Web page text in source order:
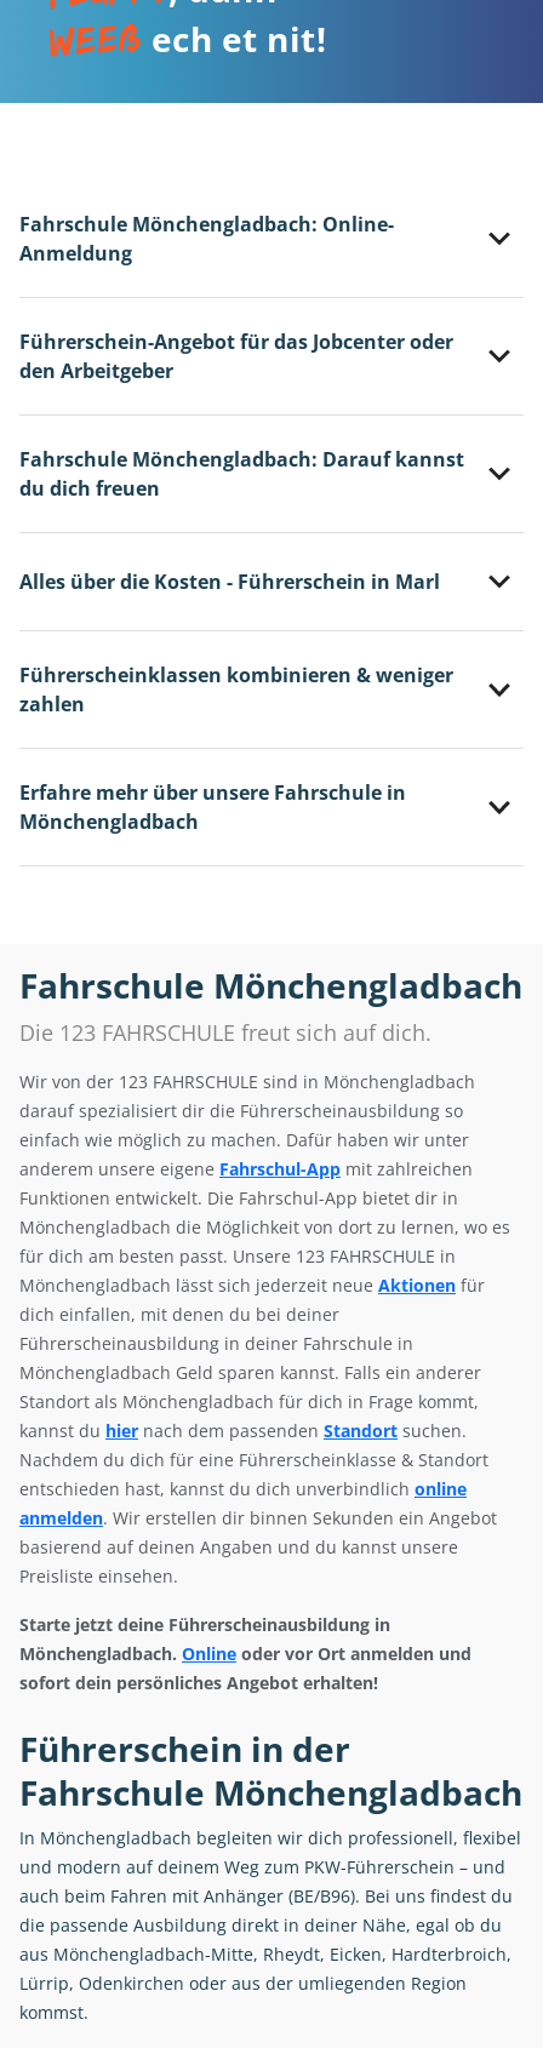
weeß ech et nit!
Fahrschule Mönchengladbach: Online-
Anmeldung
Führerschein-Angebot für das Jobcenter oder
den Arbeitgeber
Fahrschule Mönchengladbach: Darauf kannst
du dich freuen
Alles über die Kosten - Führerschein in Marl
Führerscheinklassen kombinieren & weniger
zahlen
Erfahre mehr über unsere Fahrschule in
Mönchengladbach
Fahrschule Mönchengladbach
Die 123 FAHRSCHULE freut sich auf dich.
Wir von der 123 FAHRSCHULE sind in Mönchengladbach
darauf spezialisiert dir die Führerscheinausbildung so
einfach wie möglich zu machen. Dafür haben wir unter
anderem unsere eigene Fahrschul-App mit zahlreichen
Funktionen entwickelt. Die Fahrschul-App bietet dir in
Mönchengladbach die Möglichkeit von dort zu lernen, wo es
für dich am besten passt. Unsere 123 FAHRSCHULE in
Mönchengladbach lässt sich jederzeit neue Aktionen für
dich einfallen, mit denen du bei deiner
Führerscheinausbildung in deiner Fahrschule in
Mönchengladbach Geld sparen kannst. Falls ein anderer
Standort als Mönchengladbach für dich in Frage kommt,
kannst du hier nach dem passenden Standort suchen.
Nachdem du dich für eine Führerscheinklasse & Standort
entschieden hast, kannst du dich unverbindlich online
anmelden. Wir erstellen dir binnen Sekunden ein Angebot
basierend auf deinen Angaben und du kannst unsere
Preisliste einsehen.
Starte jetzt deine Führerscheinausbildung in
Mönchengladbach. Online oder vor Ort anmelden und
sofort dein persönliches Angebot erhalten!
Führerschein in der
Fahrschule Mönchengladbach
In Mönchengladbach begleiten wir dich professionell, flexibel
und modern auf deinem Weg zum PKW-Führerschein – und
auch beim Fahren mit Anhänger (BE/B96). Bei uns findest du
die passende Ausbildung direkt in deiner Nähe, egal ob du
aus Mönchengladbach-Mitte, Rheydt, Eicken, Hardterbroich,
Lürrip, Odenkirchen oder aus der umliegenden Region
kommst.